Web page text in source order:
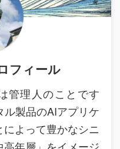
フィール
管理人のことです
製品のAIアプリケ
よって豊かなシニ
年層」をイメージ